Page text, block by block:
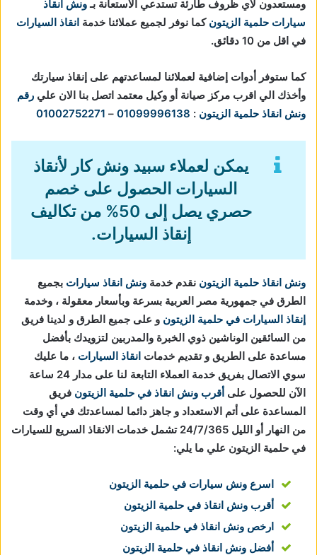
ومستعدون لاي ظروف طارئة تستدعي الاستعانة بـونش انقاذ
سيارات حلمية الزيتون كما نوفر لجميع عملائنا خدمة انقاذ السيارات
في اقل من 10 دقائق.
كما ستوفر أدوات إضافية لعملائنا لمساعدتهم على إنقاذ سيارتك
وأخذك الي اقرب مركز صيانة أو وكيل معتمد اتصل بنا الان علي رقم
ونش انقاذ حلمية الزيتون :
01099996138
–
01002752271
يمكن لعملاء سبيد ونش كار لأنقاذ
السيارات الحصول على خصم
حصري يصل إلى 50% من تكاليف
إنقاذ السيارات.
ونش انقاذ حلمية الزيتون نقدم خدمة ونش انقاذ سيارات بجميع
الطرق في جمهورية مصر العربية بسرعة وبأسعار معقولة ، وخدمة
إنقاذ السيارات في حلمية الزيتون و على جميع الطرق و لدينا فريق
من السائقين الوناشين ذوي الخبرة والمدربين لتزويدك بأفضل
مساعدة على الطريق و تقديم خدمات انقاذ السيارات ، ما عليك
سوي الاتصال بفريق خدمة العملاء التابعة لنا على مدار 24 ساعة
الآن للحصول على أقرب ونش انقاذ في حلمية الزيتون فريق
المساعدة على أتم الاستعداد و جاهز دائما لمساعدتك في أي وقت
من النهار أو الليل 24/7/365 تشمل خدمات الانقاذ السريع للسيارات
في حلمية الزيتون علي ما يلي:
اسرع ونش سيارات في حلمية الزيتون
أقرب ونش انقاذ في حلمية الزيتون
ارخص ونش انقاذ في حلمية الزيتون
أفضل ونش انقاذ في حلمية الزيتون